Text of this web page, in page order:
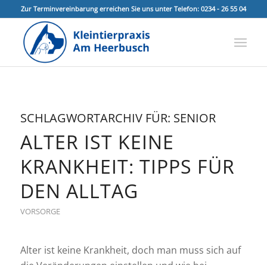
Zur Terminvereinbarung erreichen Sie uns unter Telefon: 0234 - 26 55 04
SCHLAGWORTARCHIV FÜR: SENIOR
ALTER IST KEINE
KRANKHEIT: TIPPS FÜR
DEN ALLTAG
VORSORGE
Alter ist keine Krankheit, doch man muss sich auf